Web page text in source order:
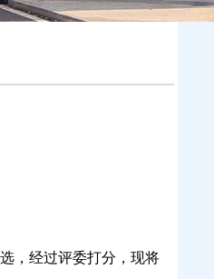
，经过评委打分，现将